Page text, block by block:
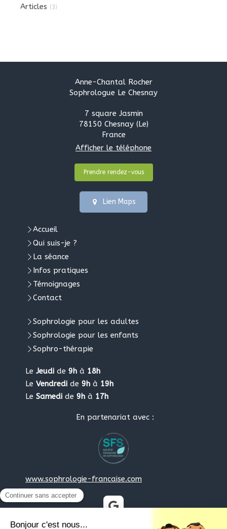
Articles (3)
Anne-Chantal Rocher
Sophrologue Le Chesnay
7 square Jasmin
78150 Chesnay (Le)
France
Afficher le téléphone
Prendre rendez-vous
Lien Maps
Accueil
Qui suis-je ?
La séance
Infos pratiques
Témoignages
Contact
Sophrologie pour les adultes
Sophrologie pour les enfants
Sophro-thérapie
Le Jeudi de 9h à 18h
Le Vendredi de 9h à 19h
Le Samedi de 9h à 17h
En partenariat avec :
www.sophrologie-francaise.com